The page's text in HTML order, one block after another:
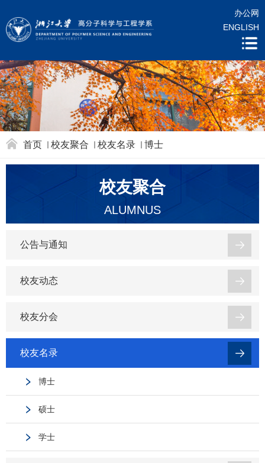
办公网
ENGLISH
首页 校友聚合 校友名录 博士
校友聚合
ALUMNUS
公告与通知
校友动态
校友分会
校友名录
博士
硕士
学士